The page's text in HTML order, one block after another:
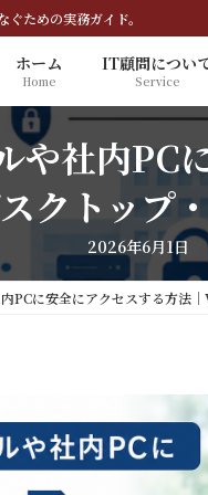
ための実務ガイド。
ホーム
Home
IT顧問につい
Service
や社内PC
クトップ
2026年6月1日
PCに安全にアクセスする方法